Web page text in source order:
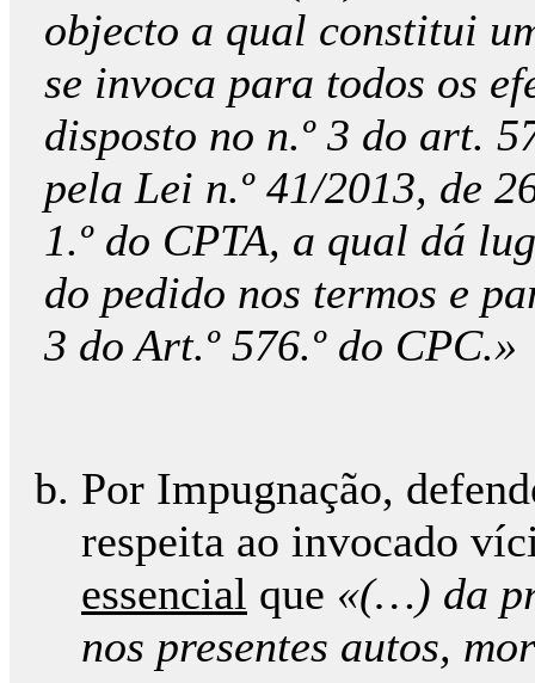
objecto a qual constitui
se invoca para todos os
disposto no n.º 3 do art.
pela Lei n.º 41/2013, de
1.º do CPTA, a qual dá
do pedido nos termos e
3 do Art.º 576.º do CPC.»
Por Impugnação,
respeita ao invocado
essencial que «(…) da
nos presentes autos,